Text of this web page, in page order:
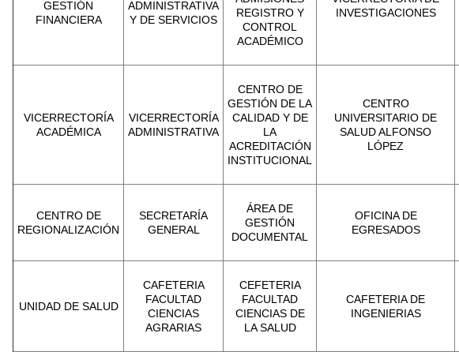
GESTIÓN
FINANCIERA
ADMINISTRATIVA
Y DE SERVICIOS
REGISTRO Y
CONTROL
ACADÉMICO
INVESTIGACIONES
VICERRECTORÍA
ACADÉMICA
VICERRECTORÍA
ADMINISTRATIVA
CENTRO DE
GESTIÓN DE LA
CALIDAD Y DE
LA
ACREDITACIÓN
INSTITUCIONAL
CENTRO
UNIVERSITARIO DE
SALUD ALFONSO
LÓPEZ
CENTRO DE
REGIONALIZACIÓN
SECRETARÍA
GENERAL
ÁREA DE
GESTIÓN
DOCUMENTAL
OFICINA DE
EGRESADOS
UNIDAD DE SALUD
CAFETERIA
FACULTAD
CIENCIAS
AGRARIAS
CEFETERIA
FACULTAD
CIENCIAS DE
LA SALUD
CAFETERIA DE
INGENIERIAS